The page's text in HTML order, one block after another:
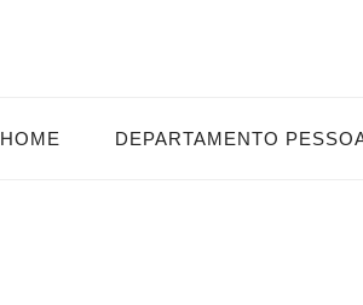
HOME DEPARTAMENTO